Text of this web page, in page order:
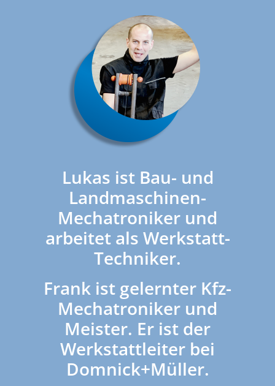
Lukas ist Bau- und
Landmaschinen-
Mechatroniker und
arbeitet als Werkstatt-
Techniker.
Frank ist gelernter Kfz-
Mechatroniker und
Meister. Er ist der
Werkstattleiter bei
Domnick+Müller.